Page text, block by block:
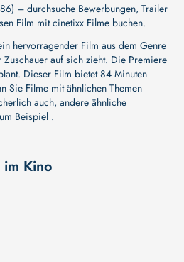
– durchsuche Bewerbungen, Trailer
Film mit cinetixx Filme buchen.
hervorragender Film aus dem Genre
auf sich zieht. Die Premiere
Dieser Film bietet 84 Minuten
Sie Filme mit ähnlichen Themen
auch, andere ähnliche
Beispiel .
im Kino